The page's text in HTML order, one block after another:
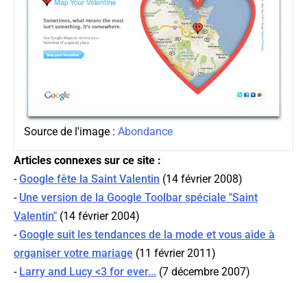
Source de l'image : Abondance
Articles connexes sur ce site :
-Google fête la Saint Valentin (14 février 2008)
- Une version de la Google Toolbar spéciale "Saint
Valentin" (14 février 2004)
-Google suit les tendances de la mode et vous aide à
organiser votre mariage (11 février 2011)
- Larry and Lucy <3 for ever... (7 décembre 2007)